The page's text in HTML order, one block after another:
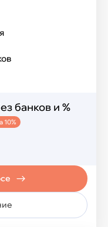
банков и %
10%